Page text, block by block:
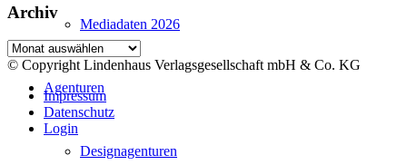
Mediadaten 2026
Agenturen
Designagenturen
Archiv
Archiv
© Copyright Lindenhaus Verlagsgesellschaft mbH & Co. KG
Impressum
Datenschutz
Login